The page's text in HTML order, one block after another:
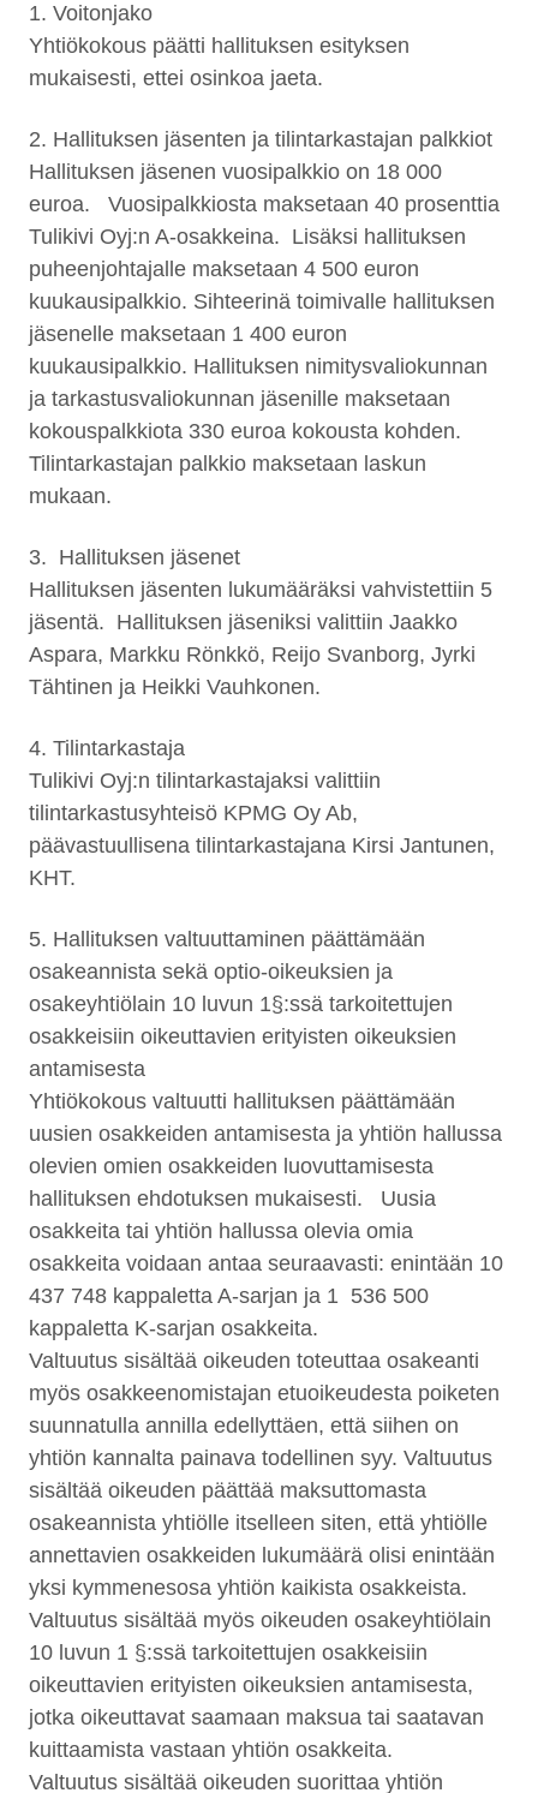
1. Voitonjako
Yhtiökokous päätti hallituksen esityksen
mukaisesti, ettei osinkoa jaeta.
2. Hallituksen jäsenten ja tilintarkastajan palkkiot
Hallituksen jäsenen vuosipalkkio on 18 000
euroa. Vuosipalkkiosta maksetaan 40 prosenttia
Tulikivi Oyj:n A-osakkeina. Lisäksi hallituksen
puheenjohtajalle maksetaan 4 500 euron
kuukausipalkkio. Sihteerinä toimivalle hallituksen
jäsenelle maksetaan 1 400 euron
kuukausipalkkio. Hallituksen nimitysvaliokunnan
ja tarkastusvaliokunnan jäsenille maksetaan
kokouspalkkiota 330 euroa kokousta kohden.
Tilintarkastajan palkkio maksetaan laskun
mukaan.
3. Hallituksen jäsenet
Hallituksen jäsenten lukumääräksi vahvistettiin 5
jäsentä. Hallituksen jäseniksi valittiin Jaakko
Aspara, Markku Rönkkö, Reijo Svanborg, Jyrki
Tähtinen ja Heikki Vauhkonen.
4. Tilintarkastaja
Tulikivi Oyj:n tilintarkastajaksi valittiin
tilintarkastusyhteisö KPMG Oy Ab,
päävastuullisena tilintarkastajana Kirsi Jantunen,
KHT.
5. Hallituksen valtuuttaminen päättämään
osakeannista sekä optio-oikeuksien ja
osakeyhtiölain 10 luvun 1§:ssä tarkoitettujen
osakkeisiin oikeuttavien erityisten oikeuksien
antamisesta
Yhtiökokous valtuutti hallituksen päättämään
uusien osakkeiden antamisesta ja yhtiön hallussa
olevien omien osakkeiden luovuttamisesta
hallituksen ehdotuksen mukaisesti. Uusia
osakkeita tai yhtiön hallussa olevia omia
osakkeita voidaan antaa seuraavasti: enintään 10
437 748 kappaletta A-sarjan ja 1 536 500
kappaletta K-sarjan osakkeita.
Valtuutus sisältää oikeuden toteuttaa osakeanti
myös osakkeenomistajan etuoikeudesta poiketen
suunnatulla annilla edellyttäen, että siihen on
yhtiön kannalta painava todellinen syy. Valtuutus
sisältää oikeuden päättää maksuttomasta
osakeannista yhtiölle itselleen siten, että yhtiölle
annettavien osakkeiden lukumäärä olisi enintään
yksi kymmenesosa yhtiön kaikista osakkeista.
Valtuutus sisältää myös oikeuden osakeyhtiölain
10 luvun 1 §:ssä tarkoitettujen osakkeisiin
oikeuttavien erityisten oikeuksien antamisesta,
jotka oikeuttavat saamaan maksua tai saatavan
kuittaamista vastaan yhtiön osakkeita.
Valtuutus sisältää oikeuden suorittaa yhtiön